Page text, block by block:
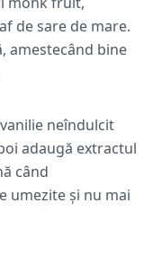
de sare de mare.
amestecând bine
neîndulcit
adaugă extractul
când
umezite și nu mai